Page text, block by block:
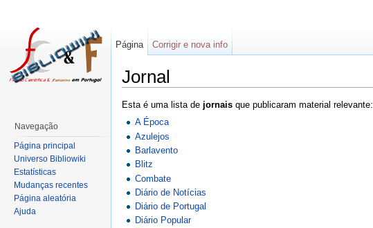
Jornal
Esta é uma lista de jornais que publicaram material relevante:
A Época
Azulejos
Barlavento
Blitz
Combate
Diário de Notícias
Diário de Portugal
Diário Popular
Página Corrigir e nova info
Navegação
Página principal
Universo Bibliowiki
Estatísticas
Mudanças recentes
Página aleatória
Ajuda